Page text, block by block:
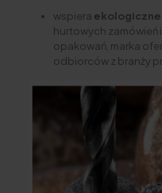
wspiera
hurtowych zamówień
opakowań, marka
odbiorców z branży